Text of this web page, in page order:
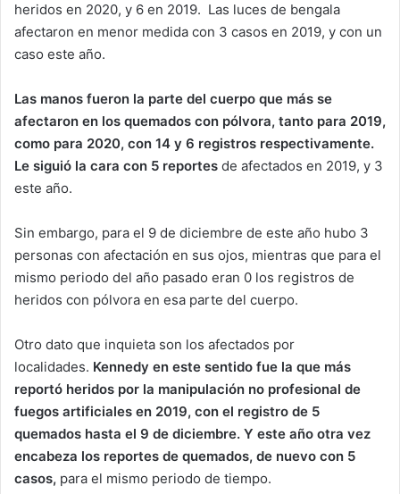
heridos en 2020, y 6 en 2019. Las luces de bengala
afectaron en menor medida con 3 casos en 2019, y con un
caso este año.
Las manos fueron la parte del cuerpo que más se
afectaron en los quemados con pólvora, tanto para 2019,
como para 2020, con 14 y 6 registros respectivamente.
Le siguió la cara con 5 reportes de afectados en 2019, y 3
este año.
Sin embargo, para el 9 de diciembre de este año hubo 3
personas con afectación en sus ojos, mientras que para el
mismo periodo del año pasado eran 0 los registros de
heridos con pólvora en esa parte del cuerpo.
Otro dato que inquieta son los afectados por
localidades. Kennedy en este sentido fue la que más
reportó heridos por la manipulación no profesional de
fuegos artificiales en 2019, con el registro de 5
quemados hasta el 9 de diciembre. Y este año otra vez
encabeza los reportes de quemados, de nuevo con 5
casos, para el mismo periodo de tiempo.